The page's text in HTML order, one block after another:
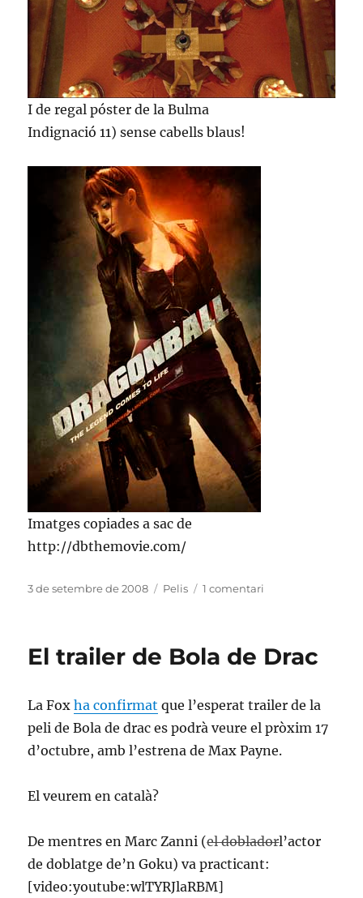
I de regal póster de la Bulma
Indignació 11) sense cabells blaus!
Imatges copiades a sac de
http://dbthemovie.com/
Publicat
3 de setembre de 2008 Categories
Pelis 1 comentari
Bola
Petanca
El trailer de Bola de Drac
La Foxha confirmat que l’esperat trailer de la
peli de Bola de drac es podrà veure el pròxim 17
d’octubre, amb l’estrena de Max Payne.
El veurem en català?
De mentres en Marc Zanni (el dobladorl’actor
de doblatge de’n Goku) va practicant:
[video:youtube:wlTYRJlaRBM]